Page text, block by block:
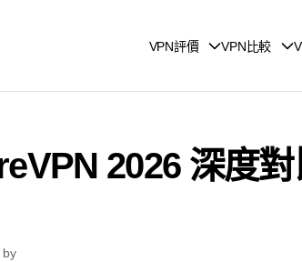
VPN評價 VPN比較
2026 深度
by